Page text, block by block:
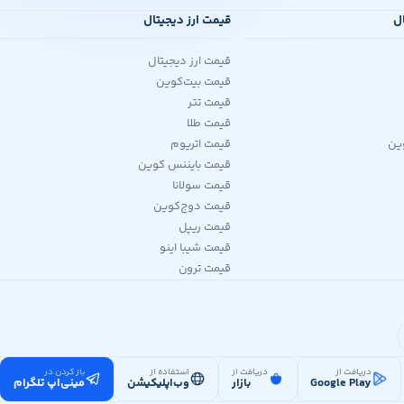
قیمت ارز دیجیتال
قیمت ارز دیجیتال
قیمت بیت‌کوین
قیمت تتر
قیمت طلا
قیمت اتریوم
قیمت بایننس کوین
قیمت سولانا
قیمت دوج‌کوین
قیمت ریپل
قیمت شیبا اینو
قیمت ترون
دریافت از
Google Play
دریافت از
بازار
استفاده از
وب‌اپلیکیشن
باز کردن در
مینی‌اپ تلگرام